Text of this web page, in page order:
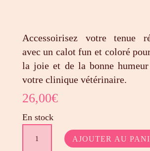
Accessoirisez votre tenue
avec un calot fun et coloré
la joie et de la bonne
votre clinique vétérinaire.
26,00€
En stock
AJOUTER AU